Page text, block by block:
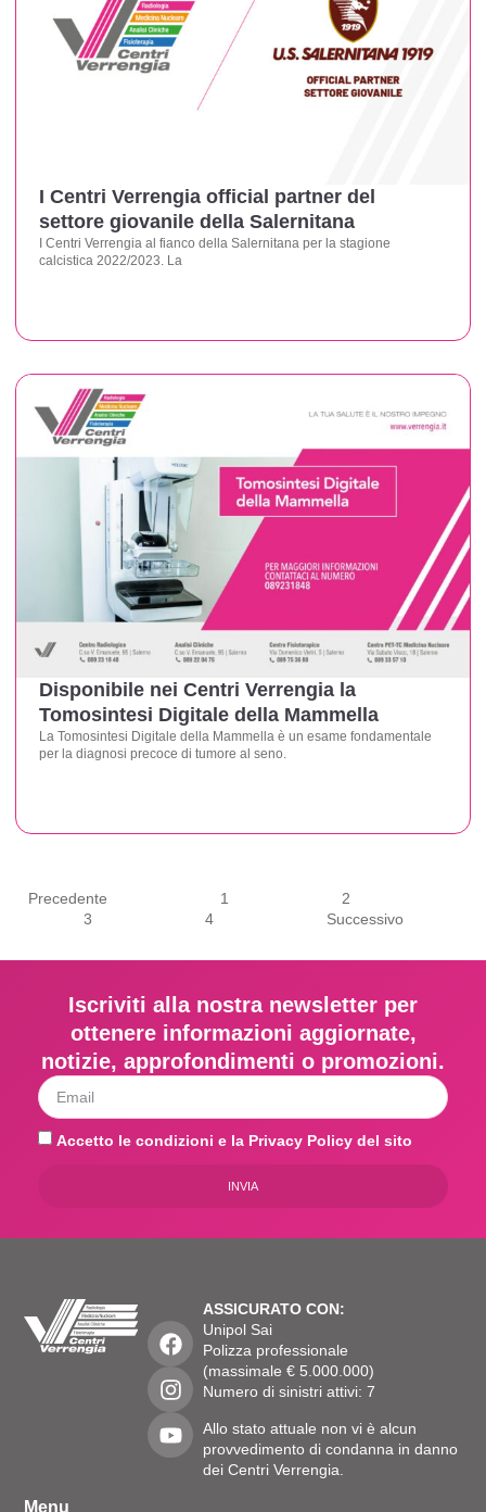
I Centri Verrengia official partner del
settore giovanile della Salernitana
I Centri Verrengia al fianco della Salernitana per la stagione
calcistica 2022/2023. La
Disponibile nei Centri Verrengia la
Tomosintesi Digitale della Mammella
La Tomosintesi Digitale della Mammella è un esame fondamentale
per la diagnosi precoce di tumore al seno.
Precedente 1
2
3
4 Successivo
Iscriviti alla nostra newsletter per
ottenere informazioni aggiornate,
notizie, approfondimenti o promozioni.
Accetto le condizioni e la Privacy Policy del sito
INVIA
ASSICURATO CON:
Unipol Sai
Polizza professionale
(massimale € 5.000.000)
Numero di sinistri attivi: 7
Allo stato attuale non vi è alcun
provvedimento di condanna in danno
dei Centri Verrengia.
Menu